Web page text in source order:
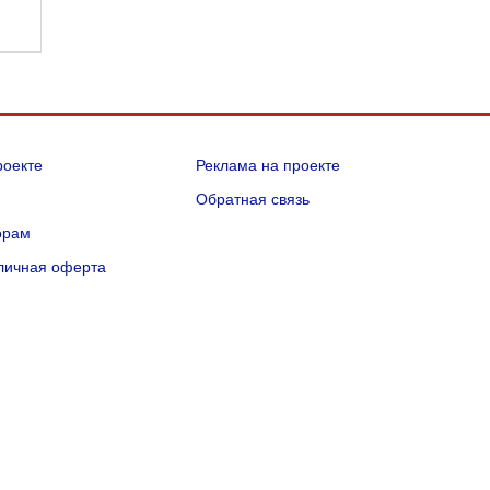
оферта
Реклама на проекте
Обратная связь